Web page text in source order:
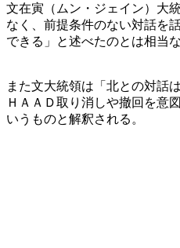
文在寅（ムン・ジェイン）大
なく、前提条件のない対話を
できる」と述べたのとは相当
また文大統領は「北との対話
ＨＡＡＤ取り消しや撤回を意
いうものと解釈される。